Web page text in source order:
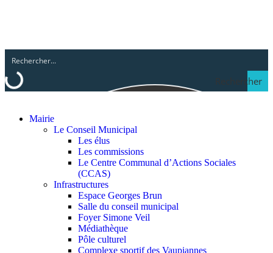
Rechercher
Mairie
Le Conseil Municipal
Les élus
Les commissions
Le Centre Communal d’Actions Sociales
(CCAS)
Infrastructures
Espace Georges Brun
Salle du conseil municipal
Foyer Simone Veil
Médiathèque
Pôle culturel
Complexe sportif des Vaupiannes